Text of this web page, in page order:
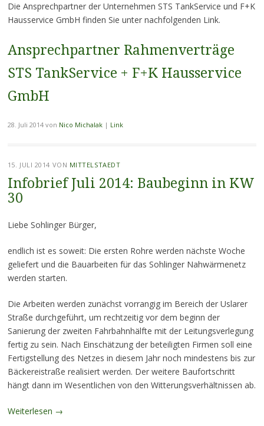
Die Ansprechpartner der Unternehmen STS TankService und F+K
Hausservice GmbH finden Sie unter nachfolgenden Link.
Ansprechpartner Rahmenverträge
STS TankService + F+K Hausservice
GmbH
28. Juli 2014von Nico Michalak | Link
15. JULI 2014 VON MITTELSTAEDT
Infobrief Juli 2014: Baubeginn in KW
30
Liebe Sohlinger Bürger,
endlich ist es soweit: Die ersten Rohre werden nächste Woche
geliefert und die Bauarbeiten für das Sohlinger Nahwärmenetz
werden starten.
Die Arbeiten werden zunächst vorrangig im Bereich der Uslarer
Straße durchgeführt, um rechtzeitig vor dem beginn der
Sanierung der zweiten Fahrbahnhälfte mit der Leitungsverlegung
fertig zu sein. Nach Einschätzung der beteiligten Firmen soll eine
Fertigstellung des Netzes in diesem Jahr noch mindestens bis zur
Bäckereistraße realisiert werden. Der weitere Baufortschritt
hängt dann im Wesentlichen von den Witterungsverhältnissen ab.
Weiterlesen →